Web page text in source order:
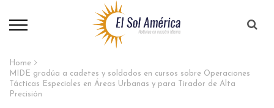
Home
MIDE gradúa a cadetes y soldados en cursos sobre Operaciones
Tácticas Especiales en Áreas Urbanas y para Tirador de Alta
Precisión